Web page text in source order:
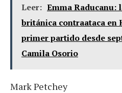
Leer: Emma Raducanu:
británica contraataca en
primer partido desde
Camila Osorio
Mark Petchey